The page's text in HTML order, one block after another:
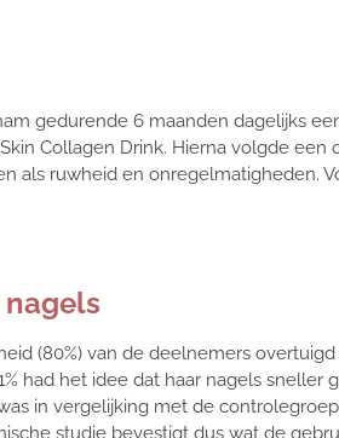
gedurende 6 maanden dagelijks
Collagen Drink. Hierna volgde
als ruwheid en onregelmatigheden.
(80%) van de deelnemers
had het idee dat haar nagels
in vergelijking met de
studie bevestigt dus wat de